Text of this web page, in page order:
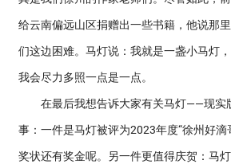
给云南偏远山区捐赠出一些书籍，他说那
们这边困难。马灯说：我就是一盏小马灯
我会尽力多照一点是一点。
在最后我想告诉大家有关马灯——现实
事：一件是马灯被评为2023年度“徐州好滴
奖状还有奖金呢。另一件更值得庆贺：马